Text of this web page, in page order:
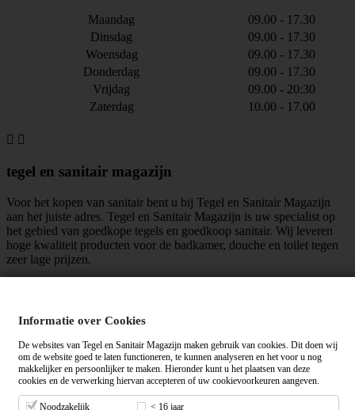
Maandag
09.00 - 17.30
Dinsdag
09.00 - 17.30
Woensdag
09.00 - 17.30
Donderdag
09.00 - 17.30
Vrijdag
09.00 - 20:30
Zaterdag
10.00 - 17.00
 
tegel en sanitair magazijn
Voor het kopen van sanitair bent u bij Tegel en Sanitair Magazijn
aan het juiste adres. Tegel en Sanitair Magazijn is uw specialist op
het gebied van goedkope tegels en goedkoop sanitair. Wij leveren
hoge kwaliteit producten voor de badkamer, douche en toilet tegen
zeer lage prijzen.
Algemene voorwaarden
Tegelensanitairmagazijn.nl wordt gemiddeld beoordeeld met een
basis van+ beoordelingen.
Informatie over Cookies
De websites van Tegel en Sanitair Magazijn maken gebruik van cookies. Dit doen wij
om de website goed te laten functioneren, te kunnen analyseren en het voor u nog
makkelijker en persoonlijker te maken. Hieronder kunt u het plaatsen van deze
cookies en de verwerking hiervan accepteren of uw cookievoorkeuren aangeven.
Noodzakelijk < 16 jaar